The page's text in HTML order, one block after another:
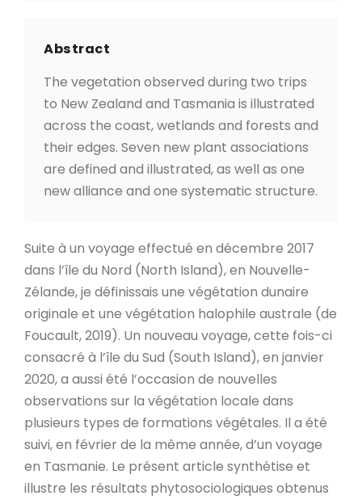
Abstract
The vegetation observed during two trips
to New Zealand and Tasmania is illustrated
across the coast, wetlands and forests and
their edges. Seven new plant associations
are defined and illustrated, as well as one
new alliance and one systematic structure.
Suite à un voyage effectué en décembre 2017
dans l’île du Nord (North Island), en Nouvelle-
Zélande, je définissais une végétation dunaire
originale et une végétation halophile australe (de
Foucault, 2019). Un nouveau voyage, cette fois-ci
consacré à l’île du Sud (South Island), en janvier
2020, a aussi été l’occasion de nouvelles
observations sur la végétation locale dans
plusieurs types de formations végétales. Il a été
suivi, en février de la même année, d’un voyage
en Tasmanie. Le présent article synthétise et
illustre les résultats phytosociologiques obtenus